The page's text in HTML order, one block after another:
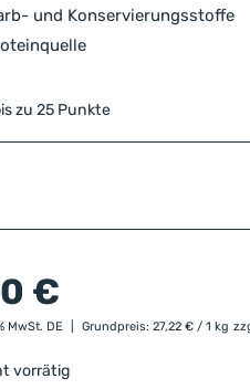
und Konservierungsstoffe
zu 25 Punkte
€
MwSt. DE Grundpreis: 27,22 € / 1 kg
vorrätig